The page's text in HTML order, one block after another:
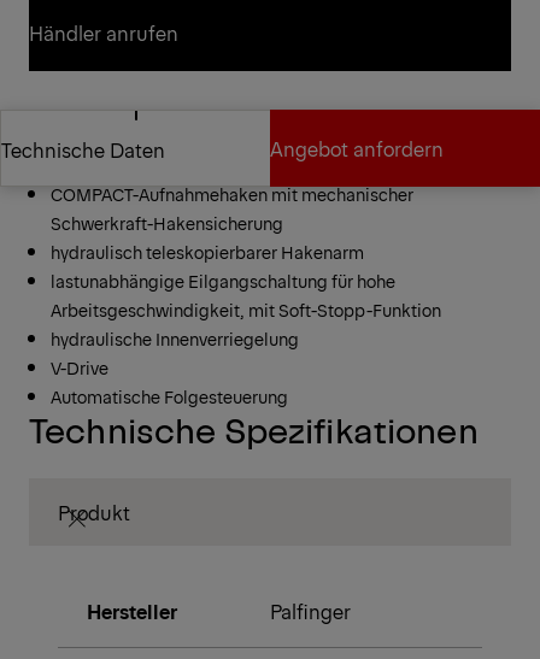
Händler kontaktieren
Händler anrufen
Händler anrufen
Technische Daten
Technische Daten
Angebot anfordern
Angebot anfordern
HT20 TEC
max. Hubkraft 20 to
COMPACT-Aufnahmehaken mit mechanischer
Schwerkraft-Hakensicherung
hydraulisch teleskopierbarer Hakenarm
lastunabhängige Eilgangschaltung für hohe
Arbeitsgeschwindigkeit, mit Soft-Stopp-Funktion
hydraulische Innenverriegelung
V-Drive
Automatische Folgesteuerung
Technische Spezifikationen
Produkt
Hersteller Palfinger